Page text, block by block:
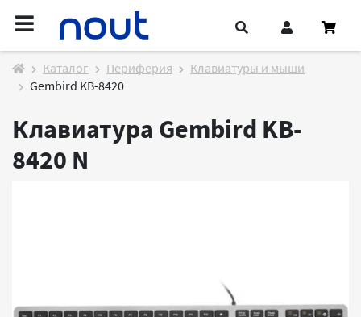
Каталог Периферия
Клавиатуры и мыши
Gembird KB-8420
Клавиатура Gembird KB-
8420 N